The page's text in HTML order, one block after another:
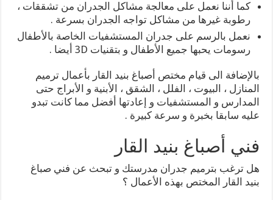
كما أننا نعمل على معالجة مشاكل الجدران من تشققات ،
رطوبة غيرها من مشاكل تواجه الجدران بسرعة .
نعمل بالرسم على جدران المستشفيات الخاصة بالأطفال
رسومات يحبها جميع الأطفال و بتقنيات 3D أيضا .
بالإضافة الى قيام مختص أصباغ بنيد القار بأعمال ترميم
المنازل ، البيوت ، الفلل ، الشقق ، الأبنية و الأبراج حتى
المدارس و المستشفيات و إعادتها أفضل مما كانت تبدو
عليه سابقا بخبرة و سرعة كبيرة .
فني أصباغ بنيد القار
هل ترغب بترميم جدران مدرستك و تبحث عن فني صباغ
بنيد القار المختص بهذه الأعمال ؟